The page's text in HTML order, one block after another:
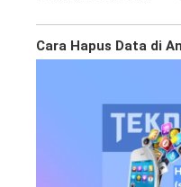
Cara Hapus Data di